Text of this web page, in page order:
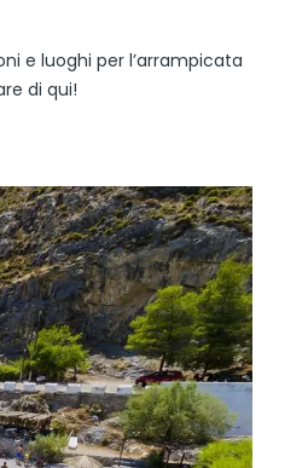
e luoghi per l’arrampicata
di qui!